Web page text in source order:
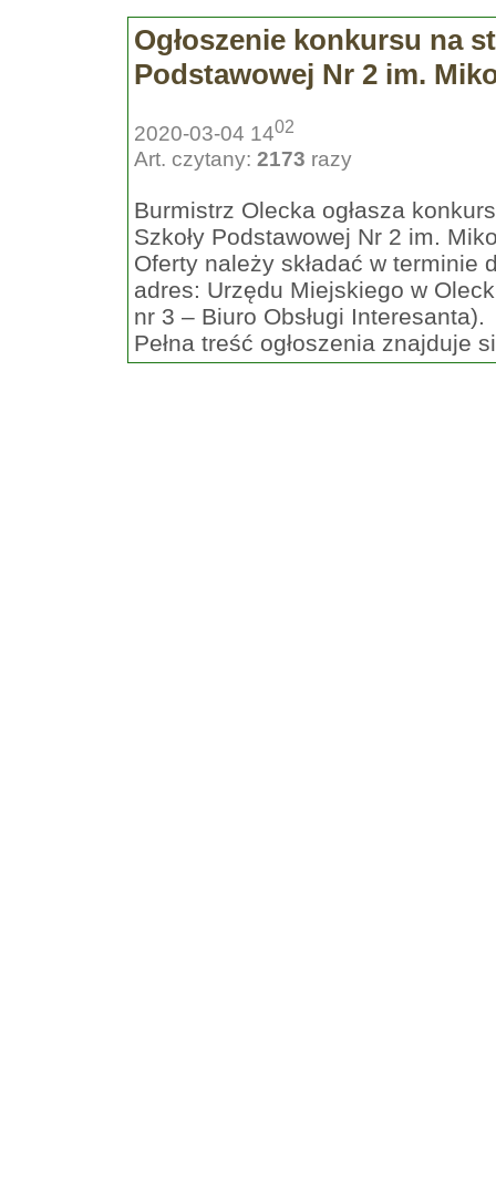
Ogłoszenie konkursu na
Podstawowej Nr 2 im.
2020-03-04 1402
Art. czytany: 2173 razy
Burmistrz Olecka ogłasza
Szkoły Podstawowej Nr 2 im.
Oferty należy składać w terminie
adres: Urzędu Miejskiego w
nr 3 – Biuro Obsługi Interesanta).
Pełna treść ogłoszenia znajduje